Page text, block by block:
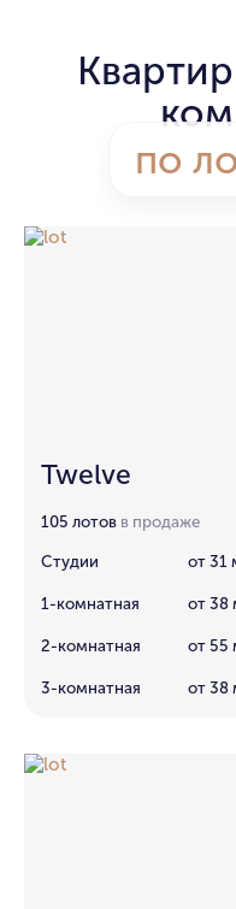
по
Twelve
105 лотов в продаже
Студии от 31
1-комнатная от 38
2-комнатная от 55
3-комнатная от 38